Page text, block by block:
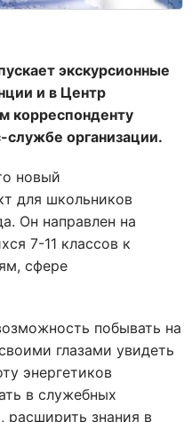
экскурсионные
и в Центр
корреспонденту
службе организации.
новый
для школьников
Он направлен на
7-11 классов к
сфере
побывать на
глазами увидеть
энергетиков
в служебных
расширить знания в